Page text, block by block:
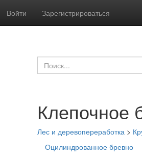
Войти Зарегистрироваться
Клепочное
Лес и деревопереработка >
Оцилиндрованное бревно